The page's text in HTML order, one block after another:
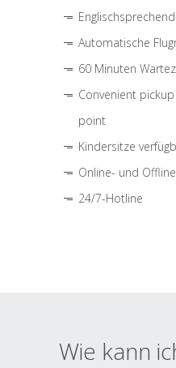
Automatische
60 Minuten
Convenient
point
Kindersitze
Online- und
24/7-Hotline
Wie kann